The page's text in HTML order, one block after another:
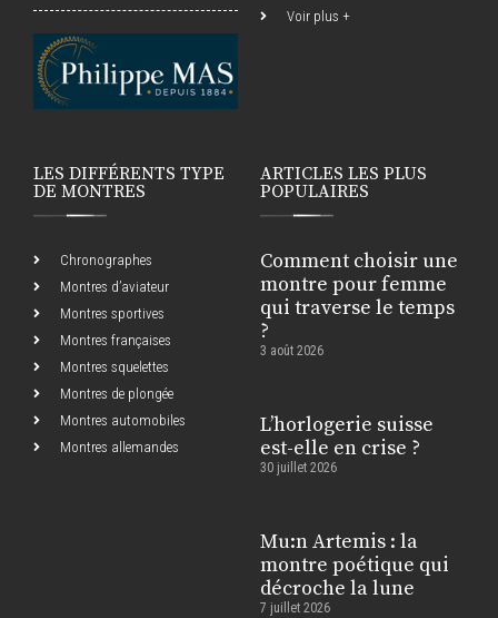
Voir plus +
LES DIFFÉRENTS TYPE
DE MONTRES
Chronographes
Montres d’aviateur
Montres sportives
Montres françaises
Montres squelettes
Montres de plongée
Montres automobiles
Montres allemandes
ARTICLES LES PLUS
POPULAIRES
Comment choisir une
montre pour femme
qui traverse le temps
?
3 août 2026
L’horlogerie suisse
est-elle en crise ?
30 juillet 2026
Mu:n Artemis : la
montre poétique qui
décroche la lune
7 juillet 2026